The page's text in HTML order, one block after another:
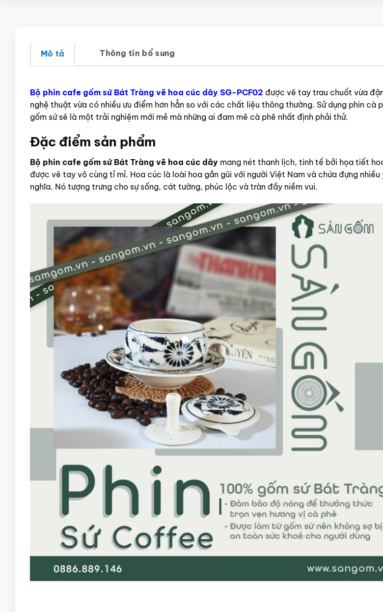
Mô tả Thông tin bổ sung
Bộ phin cafe gốm sứ Bát Tràng vẽ hoa cúc dây SG-PCF02 được vẽ tay trau chuốt vừa
nghệ thuật vừa có nhiều ưu điểm hơn hẳn so với các chất liệu thông thường. Sử dụng phin cà
gốm sứ sẽ là một trải nghiệm mới mẻ mà những ai đam mê cà phê nhất định phải thử.
Đặc điểm sản phẩm
Bộ phin cafe gốm sứ Bát Tràng vẽ hoa cúc dây mang nét thanh lịch, tinh tế bởi họa tiết
được vẽ tay vô cùng tỉ mỉ. Hoa cúc là loài hoa gần gũi với người Việt Nam và chứa đựng nhiều
nghĩa. Nó tượng trưng cho sự sống, cát tường, phúc lộc và tràn đầy niềm vui.